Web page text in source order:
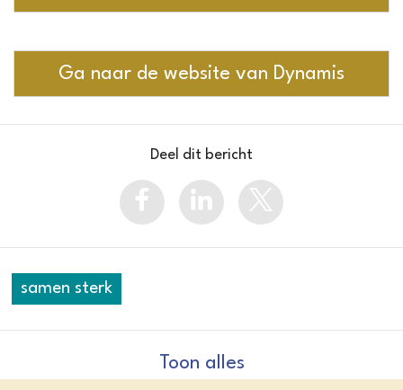
Ga naar de website van Dynamis
Deel dit bericht
samen sterk
Toon alles